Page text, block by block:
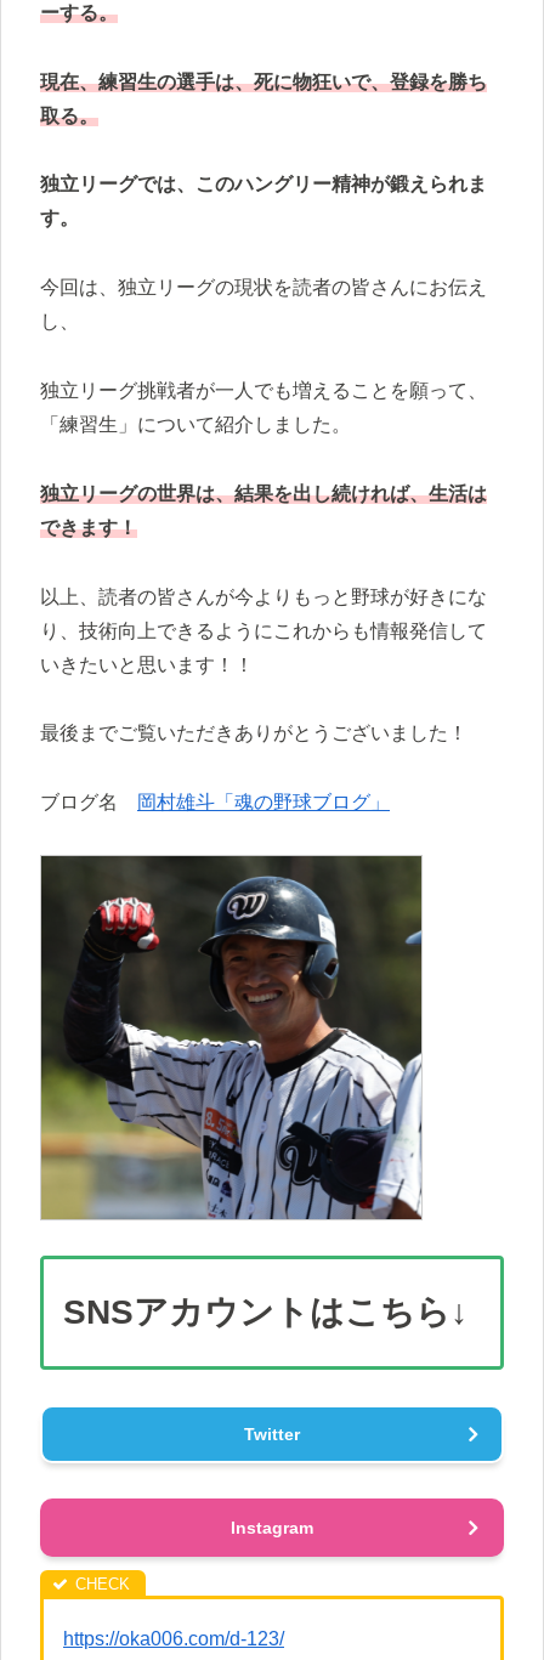
ーする。
現在、練習生の選手は、死に物狂いで、登録を勝ち
取る。
独立リーグでは、このハングリー精神が鍛えられま
す。
今回は、独立リーグの現状を読者の皆さんにお伝え
し、
独立リーグ挑戦者が一人でも増えることを願って、
「練習生」について紹介しました。
独立リーグの世界は、結果を出し続ければ、生活は
できます！
以上、読者の皆さんが今よりもっと野球が好きにな
り、技術向上できるようにこれからも情報発信して
いきたいと思います！！
最後までご覧いただきありがとうございました！
ブログ名 岡村雄斗「魂の野球ブログ」
SNSアカウント はこちら↓
Twitter
Instagram
https://oka006.com/d-123/